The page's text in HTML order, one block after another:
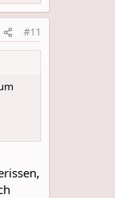
#11